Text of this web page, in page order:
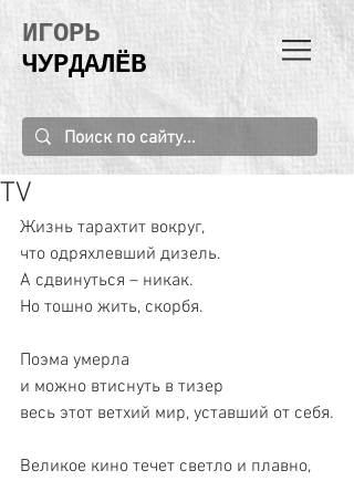
ИГОРЬ
ЧУРДАЛЁВ
TV
Жизнь тарахтит вокруг,
что одряхлевший дизель.
А сдвинуться – никак.
Но тошно жить, скорбя.
Поэма умерла
и можно втиснуть в тизер
весь этот ветхий мир, уставший от себя.
Великое кино течет светло и плавно,